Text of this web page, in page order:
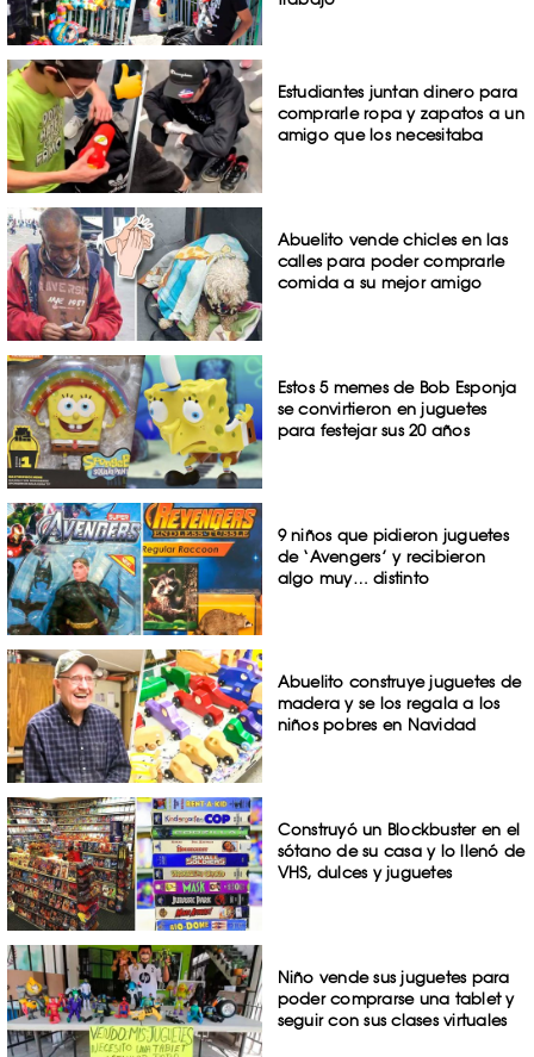
Estudiantes juntan dinero para
comprarle ropa y zapatos a un
amigo que los necesitaba
Abuelito vende chicles en las
calles para poder comprarle
comida a su mejor amigo
Estos 5 memes de Bob Esponja
se convirtieron en juguetes
para festejar sus 20 años
9 niños que pidieron juguetes
de ‘Avengers’ y recibieron
algo muy… distinto
Abuelito construye juguetes de
madera y se los regala a los
niños pobres en Navidad
Construyó un Blockbuster en el
sótano de su casa y lo llenó de
VHS, dulces y juguetes
Niño vende sus juguetes para
poder comprarse una tablet y
seguir con sus clases virtuales